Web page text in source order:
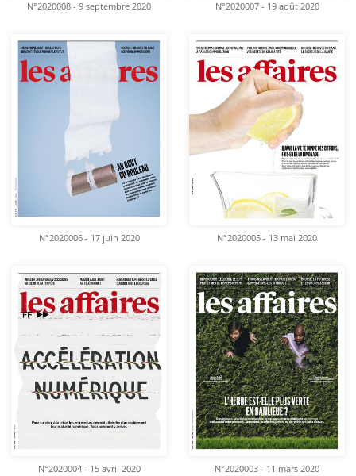
N°2020008 - 9 septembre 2020 N°2020007 - 19 août 2020
N°2020006 - 17 juin 2020 N°2020005 - 13 mai 2020
N°2020004 - 15 avril 2020 N°2020003 - 11 mars 2020